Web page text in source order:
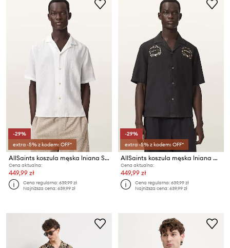
-29%
extra -5% z kodem: OFF*
AllSaints koszula męska lniana SEPAL
Cena aktualna:
449,99 zł
Cena regularna:639,99 zł
Najniższa cena:639,99 zł
-29%
extra -5% z kodem: OFF*
AllSaints koszula męska lniana KLAVICLE
Cena aktualna:
449,99 zł
Cena regularna:639,99 zł
Najniższa cena:639,99 zł